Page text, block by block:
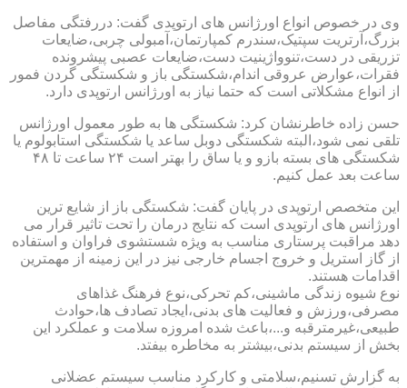
وی در خصوص انواع اورژانس های ارتوپدی گفت: دررفتگی مفاصل
بزرگ،آرتریت سپتیک،سندرم کمپارتمان،آمبولی چربی،ضایعات
تزریقی در دست،تنوواژینیت دست،ضایعات عصبی پیشرونده
فقرات،عوارض عروقی اندام،شکستگی باز و شکستگی گردن فمور
از انواع مشکلاتی است که حتما نیاز به اورژانس ارتوپدی دارد.
حسن زاده خاطرنشان کرد: شکستگی ها به طور معمول اورژانس
تلقی نمی شود،البته شکستگی دوبل ساعد یا شکستگی استابولوم یا
شکستگی های بسته بازو و یا ساق را بهتر است ۲۴ ساعت تا ۴۸
ساعت بعد عمل کنیم.
این متخصص ارتوپدی در پایان گفت: شکستگی باز از شایع ترین
اورژانس های ارتوپدی است که نتایج درمان را تحت تاثیر قرار می
دهد مراقبت پرستاری مناسب به ویژه شستشوی فراوان و استفاده
از گاز استریل و خروج اجسام خارجی نیز در این زمینه از مهمترین
اقدامات هستند.
نوع شیوه زندگی ماشینی،کم تحرکی،نوع فرهنگ غذاهای
مصرفی،ورزش و فعالیت های بدنی،ایجاد تصادف ها،حوادث
طبیعی،غیرمترقبه و...،باعث شده امروزه سلامت و عملکرد این
بخش از سیستم بدنی،بیشتر به مخاطره بیفتد.
به گزارش تسنیم،سلامتی و کارکرد مناسب سیستم عضلانی